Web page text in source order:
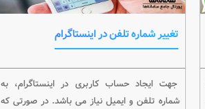
تغییر شماره تلفن در اینستاگرام
جهت ایجاد حساب کاربری در اینستاگرام، به
شماره تلفن و ایمیل نیاز می باشد. در صورتی که